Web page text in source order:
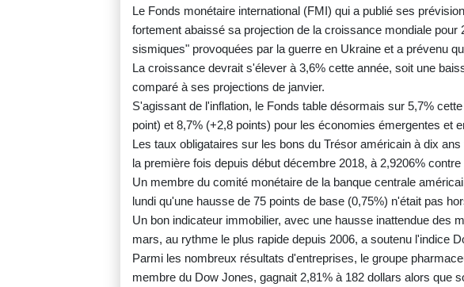
Le Fonds monétaire international (FMI) qui a publié ses
fortement abaissé sa projection de la croissance mondiale pour
sismiques" provoquées par la guerre en Ukraine et a prévenu
La croissance devrait s'élever à 3,6% cette année, soit une
comparé à ses projections de janvier.
S'agissant de l'inflation, le Fonds table désormais sur 5,7%
point) et 8,7% (+2,8 points) pour les économies émergentes et
Les taux obligataires sur les bons du Trésor américain à dix
la première fois depuis début décembre 2018, à 2,9206% contre
Un membre du comité monétaire de la banque centrale
lundi qu'une hausse de 75 points de base (0,75%) n'était pas
Un bon indicateur immobilier, avec une hausse inattendue des
mars, au rythme le plus rapide depuis 2006, a soutenu l'indice
Parmi les nombreux résultats d'entreprises, le groupe
membre du Dow Jones, gagnait 2,81% à 182 dollars alors que